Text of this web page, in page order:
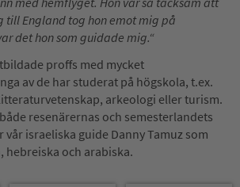
till England tog hon emot mig på
det hon som guidade mig.“
proffs med mycket
av de har studerat på högskola, t.ex.
arkeologi eller turism.
resenärernas och semesterlandets
vår israeliska guide Danny Tamuz som
hebreiska och arabiska.